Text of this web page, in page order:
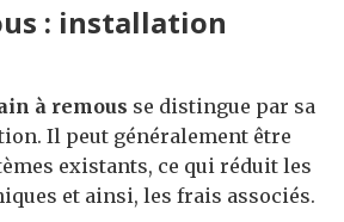
: installation
à remous se distingue par sa
Il peut généralement être
existants, ce qui réduit les
et ainsi, les frais associés.